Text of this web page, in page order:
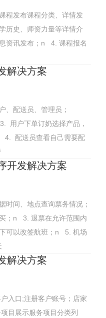
程发布课程分类、详情发
历史、师资力量等详情介
资讯发布；n 4. 课程报名
解决方案
配送员、管理员；
用户下单订奶选择产品，
4. 配送员查看自己需要配
开发解决方案
间、地点查询票务情况；
；n 3. 退票在允许范围内
可以改签航班；n 5. 机场
解决方案
入口;注册客户账号；店家
目展示服务项目分类列